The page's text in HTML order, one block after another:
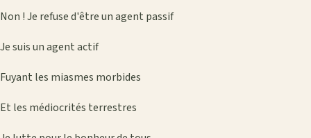
Non ! Je refuse d'être un agent passif
Je suis un agent actif
Fuyant les miasmes morbides
Et les médiocrités terrestres